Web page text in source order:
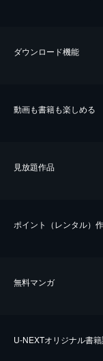
ダウンロード機能
動画も書籍も楽しめる
⾒放題作品
ポイント（レンタル）
無料マンガ
U-NEXTオリジナル書